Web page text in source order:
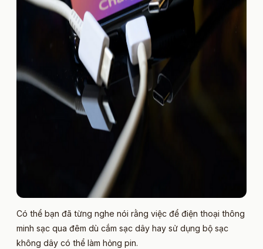
Có thể bạn đã từng nghe nói rằng việc để điện thoại thông
minh sạc qua đêm dù cắm sạc dây hay sử dụng bộ sạc
không dây có thể làm hỏng pin.